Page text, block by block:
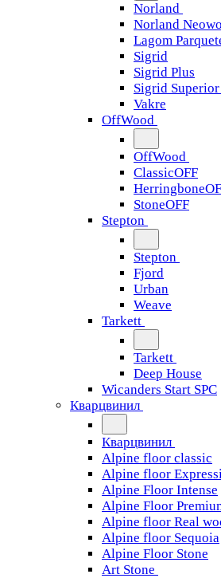
Norland
Norland
Lagom
Sigrid
Sigrid Plus
Sigrid
Vakre
OffWood
OffWood
ClassicOFF
StoneOFF
Stepton
Stepton
Fjord
Urban
Weave
Tarkett
Tarkett
Deep House
Wicanders Start SPC
Кварцвинил
Кварцвинил
Alpine floor classic
Alpine floor
Alpine Floor Intense
Alpine Floor
Alpine floor Real
Alpine floor Sequoia
Alpine Floor Stone
Art Stone